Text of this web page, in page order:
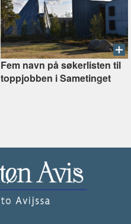
Fem navn på søkerlisten til
toppjobben i Sametinget